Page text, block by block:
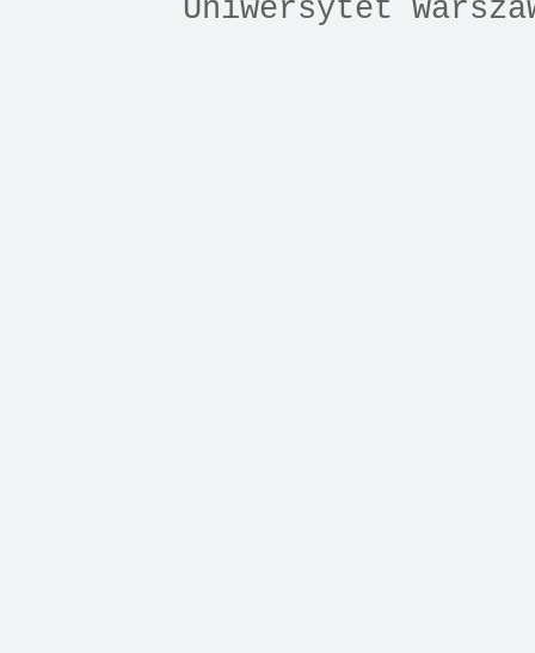
Uniwersytet